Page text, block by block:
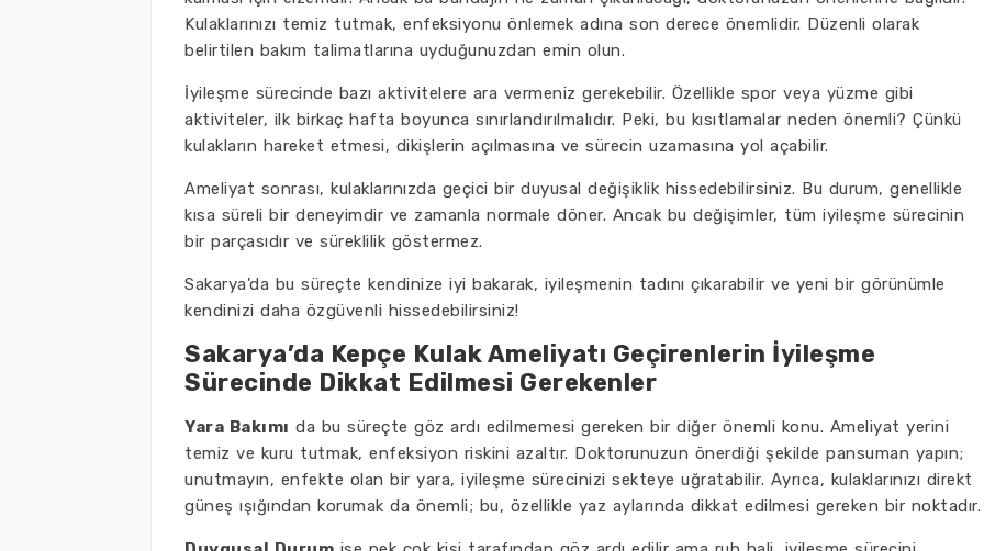
Kulaklarınızı temiz tutmak, enfeksiyonu önlemek adına son derece önemlidir. Düzenli olarak
belirtilen bakım talimatlarına uyduğunuzdan emin olun.
İyileşme sürecinde bazı aktivitelere ara vermeniz gerekebilir. Özellikle spor veya yüzme gibi
aktiviteler, ilk birkaç hafta boyunca sınırlandırılmalıdır. Peki, bu kısıtlamalar neden önemli? Çünkü
kulakların hareket etmesi, dikişlerin açılmasına ve sürecin uzamasına yol açabilir.
Ameliyat sonrası, kulaklarınızda geçici bir duyusal değişiklik hissedebilirsiniz. Bu durum, genellikle
kısa süreli bir deneyimdir ve zamanla normale döner. Ancak bu değişimler, tüm iyileşme sürecinin
bir parçasıdır ve süreklilik göstermez.
Sakarya'da bu süreçte kendinize iyi bakarak, iyileşmenin tadını çıkarabilir ve yeni bir görünümle
kendinizi daha özgüvenli hissedebilirsiniz!
Sakarya’da Kepçe Kulak Ameliyatı Geçirenlerin İyileşme
Sürecinde Dikkat Edilmesi Gerekenler
Yara Bakımı da bu süreçte göz ardı edilmemesi gereken bir diğer önemli konu. Ameliyat yerini
temiz ve kuru tutmak, enfeksiyon riskini azaltır. Doktorunuzun önerdiği şekilde pansuman yapın;
unutmayın, enfekte olan bir yara, iyileşme sürecinizi sekteye uğratabilir. Ayrıca, kulaklarınızı direkt
güneş ışığından korumak da önemli; bu, özellikle yaz aylarında dikkat edilmesi gereken bir noktadır.